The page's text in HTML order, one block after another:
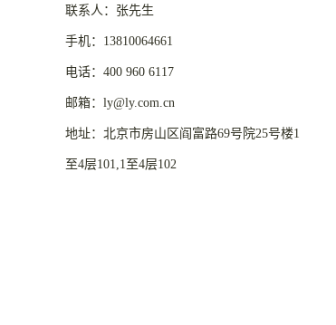
联系人：张先生
手机：13810064661
电话：400 960 6117
邮箱：ly@ly.com.cn
地址：北京市房山区阎富路69号院25号楼1
至4层101,1至4层102